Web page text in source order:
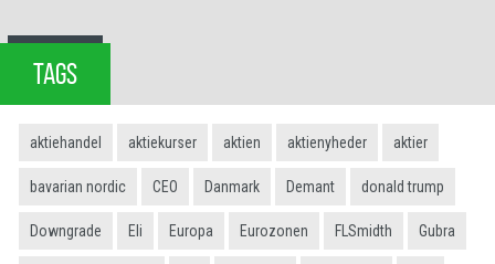
TAGS
aktiehandel aktiekurser aktien aktienyheder aktier
bavarian nordic CEO Danmark Demant donald trump
Downgrade Eli Europa Eurozonen FLSmidth Gubra